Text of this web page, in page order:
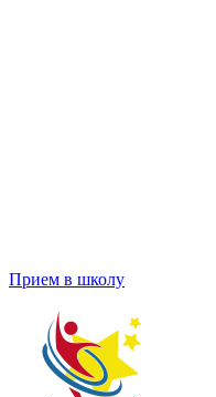
Прием в школу